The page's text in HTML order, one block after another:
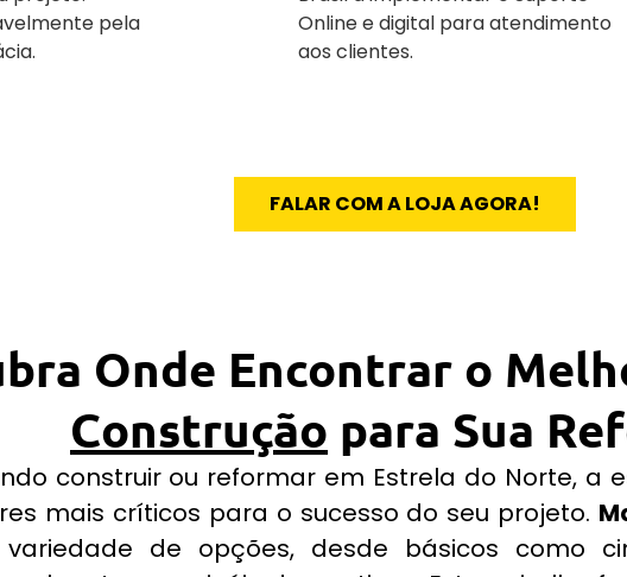
pela
Online e digital para atendimento
aos clientes.
FALAR COM A LOJA AGORA!
Onde Encontrar o
Construção para Sua
construir ou reformar em Estrela do Norte, a
mais críticos para o sucesso do seu projeto.
de opções, desde básicos como